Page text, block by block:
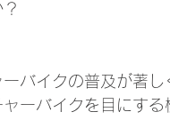
バイクの普及が著
ーバイクを目にす